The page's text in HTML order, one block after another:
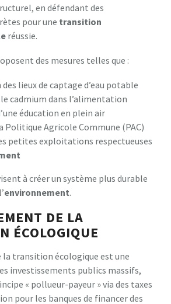
en défendant des
pour une transition
réussie.
des mesures telles que :
lieux de captage d’eau potable
cadmium dans l’alimentation
éducation en plein air
Politique Agricole Commune (PAC)
petites exploitations respectueuses
à créer un système plus durable
environnement.
DE LA
ÉCOLOGIQUE
la transition écologique est une
investissements publics massifs,
« pollueur-payeur » via des taxes
pour les banques de financer des